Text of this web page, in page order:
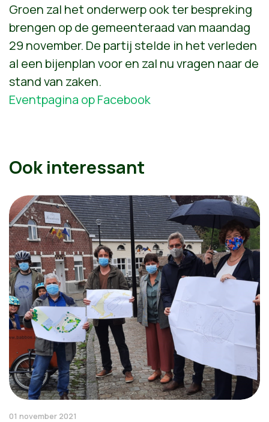
Groen zal het onderwerp ook ter bespreking
brengen op de gemeenteraad van maandag
29 november. De partij stelde in het verleden
al een bijenplan voor en zal nu vragen naar de
stand van zaken.
Eventpagina op Facebook
Ook interessant
01 november 2021